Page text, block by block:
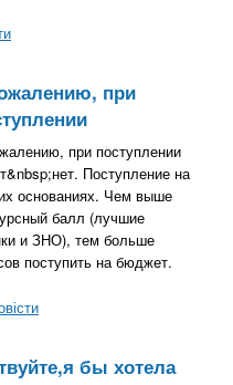
при
при поступлении
Поступление на
основаниях. Чем выше
балл (лучшие
и ЗНО), тем больше
поступить на бюджет.
бы хотела